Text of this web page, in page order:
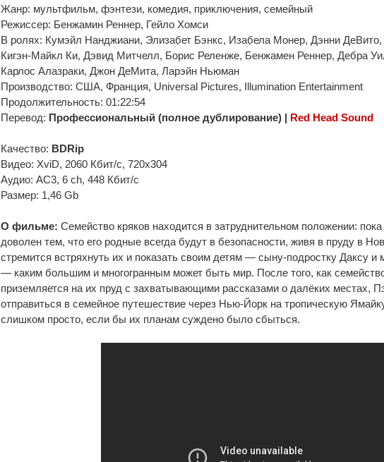
Жанр: мультфильм, фэнтези, комедия, приключения, семейный
Режиссер: Бенжамин Реннер, Гейло Хомси
В ролях: Кумэйл Нанджиани, Элизабет Бэнкс, Изабела Монер, Дэнни
Кигэн-Майкл Ки, Дэвид Митчелл, Борис Реленже, Бенжамен Реннер, Дебра
Карлос Алазраки, Джон ДеМита, Ларэйн Ньюман
Производство: США, Франция, Universal Pictures, Illumination Entertainment
Продолжительность: 01:22:54
Перевод: Профессиональный (полное дублирование) | Red Head Sound
Качество: BDRip
Видео: XviD, 2060 Кбит/с, 720x304
Аудио: AC3, 6 ch, 448 Кбит/с
Размер: 1,46 Gb
О фильме: Семейство кряков находится в затруднительном положении:
доволен тем, что его родные всегда будут в безопасности, живя в пруду в
стремится встряхнуть их и показать своим детям — сыну-подростку Даксу и
— каким большим и многогранным может быть мир. После того, как
приземляется на их пруд с захватывающими рассказами о далёких местах,
отправиться в семейное путешествие через Нью-Йорк на тропическую
слишком просто, если бы их планам суждено было сбыться.